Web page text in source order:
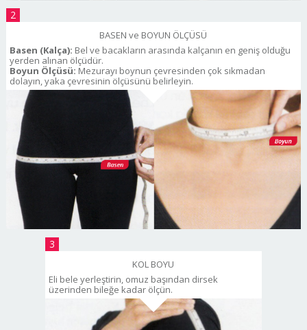
2
BASEN ve BOYUN ÖLÇÜSÜ
Basen (Kalça): Bel ve bacakların arasında kalçanın en geniş olduğu
yerden alınan ölçüdür.
Boyun Ölçüsü: Mezurayı boynun çevresinden çok sıkmadan
dolayın, yaka çevresinin ölçüsünü belirleyin.
3
KOL BOYU
Eli bele yerleştirin, omuz başından dirsek
üzerinden bileğe kadar ölçün.